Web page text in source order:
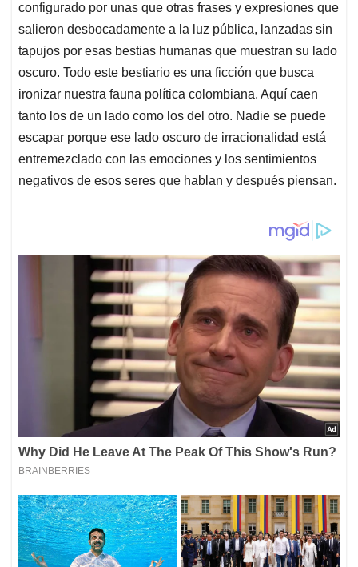
configurado por unas que otras frases y expresiones que
salieron desbocadamente a la luz pública, lanzadas sin
tapujos por esas bestias humanas que muestran su lado
oscuro. Todo este bestiario es una ficción que busca
ironizar nuestra fauna política colombiana. Aquí caen
tanto los de un lado como los del otro. Nadie se puede
escapar porque ese lado oscuro de irracionalidad está
entremezclado con las emociones y los sentimientos
negativos de esos seres que hablan y después piensan.